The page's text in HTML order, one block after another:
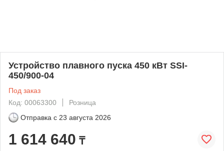
Устройство плавного пуска 450 кВт SSI-
450/900-04
Под заказ
Код: 00063300
Розница
Отправка с 23 августа 2026
1 614 640 ₸